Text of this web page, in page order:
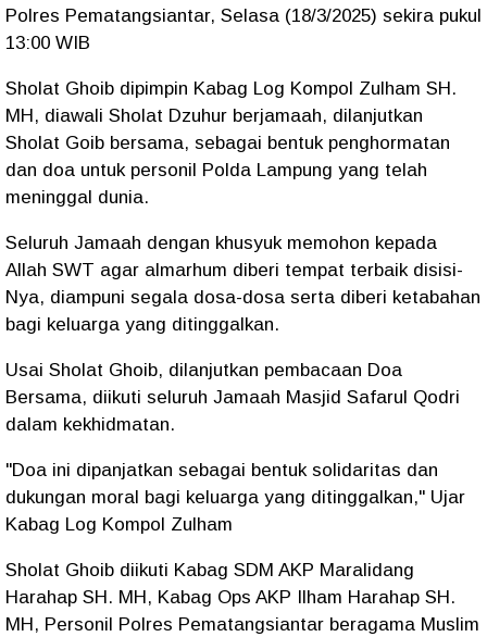
Polres Pematangsiantar, Selasa (18/3/2025) sekira pukul
13:00 WIB
Sholat Ghoib dipimpin Kabag Log Kompol Zulham SH.
MH, diawali Sholat Dzuhur berjamaah, dilanjutkan
Sholat Goib bersama, sebagai bentuk penghormatan
dan doa untuk personil Polda Lampung yang telah
meninggal dunia.
Seluruh Jamaah dengan khusyuk memohon kepada
Allah SWT agar almarhum diberi tempat terbaik disisi-
Nya, diampuni segala dosa-dosa serta diberi ketabahan
bagi keluarga yang ditinggalkan.
Usai Sholat Ghoib, dilanjutkan pembacaan Doa
Bersama, diikuti seluruh Jamaah Masjid Safarul Qodri
dalam kekhidmatan.
"Doa ini dipanjatkan sebagai bentuk solidaritas dan
dukungan moral bagi keluarga yang ditinggalkan," Ujar
Kabag Log Kompol Zulham
Sholat Ghoib diikuti Kabag SDM AKP Maralidang
Harahap SH. MH, Kabag Ops AKP Ilham Harahap SH.
MH, Personil Polres Pematangsiantar beragama Muslim